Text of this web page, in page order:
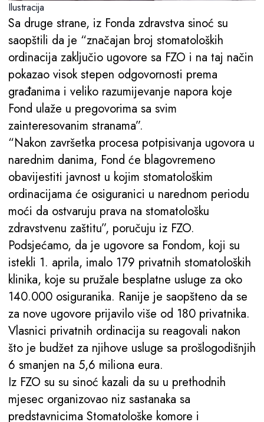
Ilustracija
Sa druge strane, iz Fonda zdravstva sinoć su
saopštili da je “značajan broj stomatoloških
ordinacija zaključio ugovore sa FZO i na taj način
pokazao visok stepen odgovornosti prema
građanima i veliko razumijevanje napora koje
Fond ulaže u pregovorima sa svim
zainteresovanim stranama”.
“Nakon završetka procesa potpisivanja ugovora u
narednim danima, Fond će blagovremeno
obavijestiti javnost u kojim stomatološkim
ordinacijama će osiguranici u narednom periodu
moći da ostvaruju prava na stomatološku
zdravstvenu zaštitu”, poručuju iz FZO.
Podsjećamo, da je ugovore sa Fondom, koji su
istekli 1. aprila, imalo 179 privatnih stomatoloških
klinika, koje su pružale besplatne usluge za oko
140.000 osiguranika. Ranije je saopšteno da se
za nove ugovore prijavilo više od 180 privatnika.
Vlasnici privatnih ordinacija su reagovali nakon
što je budžet za njihove usluge sa prošlogodišnjih
6 smanjen na 5,6 miliona eura.
Iz FZO su su sinoć kazali da su u prethodnih
mjesec organizovao niz sastanaka sa
predstavnicima Stomatološke komore i